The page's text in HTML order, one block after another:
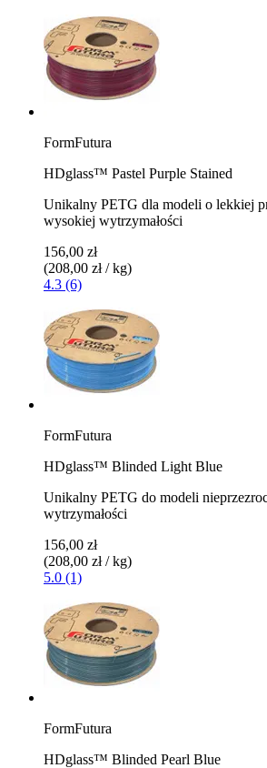
FormFutura
HDglass™ Pastel Purple Stained
Unikalny PETG dla modeli o lekkiej
wysokiej wytrzymałości
156,00 zł
(208,00 zł / kg)
4.3 (6)
FormFutura
HDglass™ Blinded Light Blue
Unikalny PETG do modeli
wytrzymałości
156,00 zł
(208,00 zł / kg)
5.0 (1)
FormFutura
HDglass™ Blinded Pearl Blue